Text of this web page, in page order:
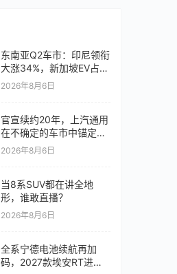
东南亚Q2车市：印尼领衔
大涨34%，新加坡EV占比
超6成
2026年8月6日
官宣续约20年，上汽通用
在不确定的车市中锚定确
定未来
2026年8月6日
当8系SUV都在讲全地
形，谁敢直播？
2026年8月6日
全系宁德电池续航再加
码，2027款埃安RT进入